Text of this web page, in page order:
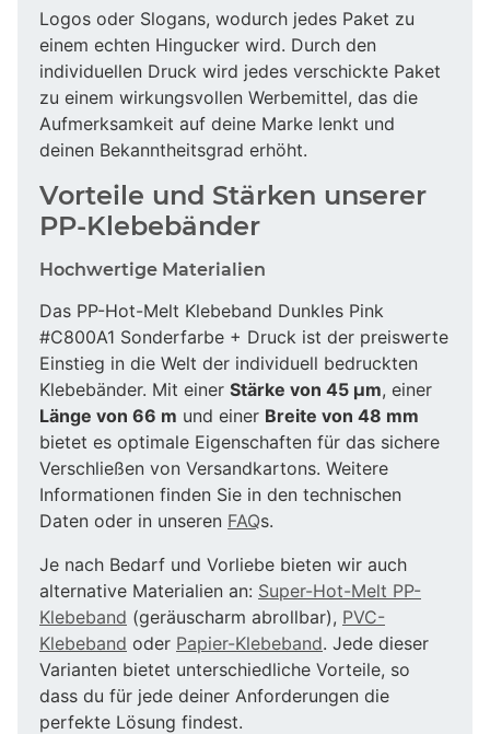
Logos oder Slogans, wodurch jedes Paket zu
einem echten Hingucker wird. Durch den
individuellen Druck wird jedes verschickte Paket
zu einem wirkungsvollen Werbemittel, das die
Aufmerksamkeit auf deine Marke lenkt und
deinen Bekanntheitsgrad erhöht.
Vorteile und Stärken unserer
PP-Klebebänder
Hochwertige Materialien
Das PP-Hot-Melt Klebeband Dunkles Pink
#C800A1 Sonderfarbe + Druck ist der preiswerte
Einstieg in die Welt der individuell bedruckten
Klebebänder. Mit einer Stärke von 45 µm, einer
Länge von 66 m und einer Breite von 48 mm
bietet es optimale Eigenschaften für das sichere
Verschließen von Versandkartons. Weitere
Informationen finden Sie in den technischen
Daten oder in unseren FAQs.
Je nach Bedarf und Vorliebe bieten wir auch
alternative Materialien an: Super-Hot-Melt PP-
Klebeband (geräuscharm abrollbar), PVC-
Klebeband oder Papier-Klebeband. Jede dieser
Varianten bietet unterschiedliche Vorteile, so
dass du für jede deiner Anforderungen die
perfekte Lösung findest.